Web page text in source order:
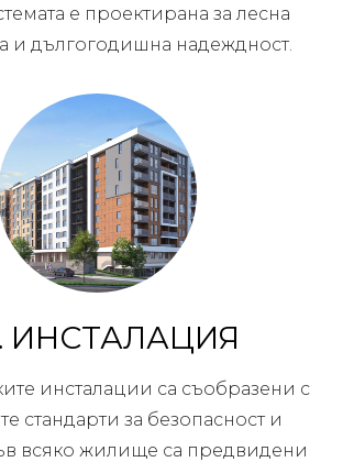
е проектирана за лесна
и дългогодишна надеждност.
ИНСТАЛАЦИЯ
инсталации са съобразени с
стандарти за безопасност и
всяко жилище са предвидени